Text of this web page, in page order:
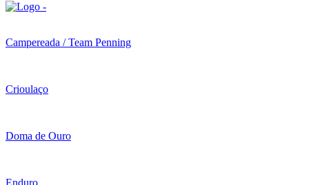
Campereada / Team Penning
Crioulaço
Doma de Ouro
Enduro